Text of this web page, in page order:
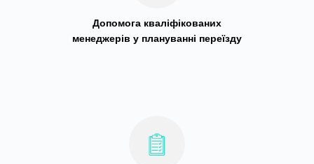
Допомога кваліфікованих
менеджерів у плануванні переїзду